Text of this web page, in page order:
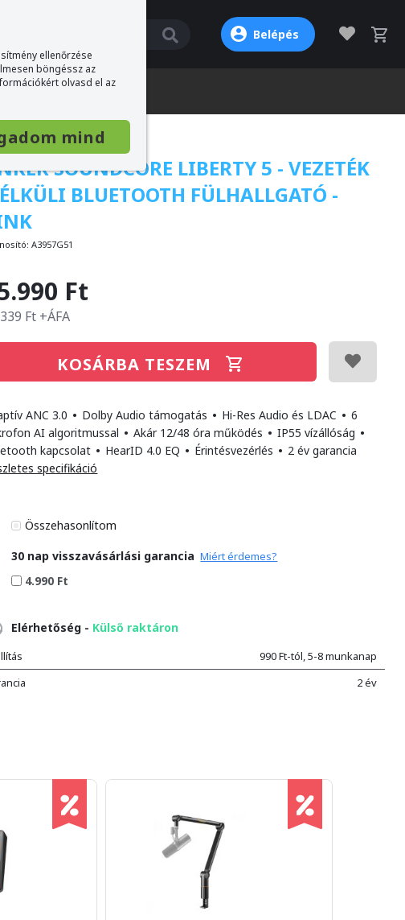
Belépés
SOUNDCORE LIBERTY 5 - VEZETÉK
BLUETOOTH FÜLHALLGATÓ -
A3957G51
Ft
Ft +ÁFA
KOSÁRBA TESZEM
ANC 3.0 • Dolby Audio támogatás • Hi-Res Audio és LDAC • 6
AI algoritmussal • Akár 12/48 óra működés • IP55 vízállóság •
kapcsolat • HearID 4.0 EQ • Érintésvezérlés • 2 év garancia
specifikáció
Összehasonlítom
30 nap visszavásárlási garancia Miért érdemes?
4.990 Ft
Elérhetőség - Külső raktáron
990 Ft-tól, 5-8 munkanap
2 év
ellenőrzése
böngéssz az
olvasd el az
mind